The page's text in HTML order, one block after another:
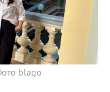
blago